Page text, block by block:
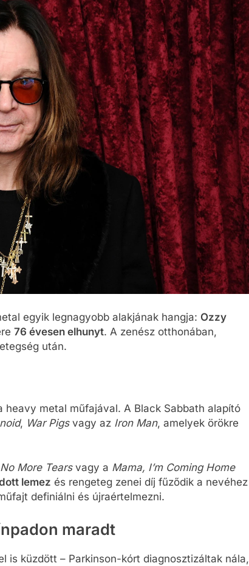
egyik legnagyobb alakjának hangja: Ozzy
76 évesen elhunyt. A zenész otthonában,
után.
metal műfajával. A Black Sabbath alapító
, War Pigsvagy az Iron Man, amelyek örökre
No More Tearsvagy a Mama, I’m Coming Home
lemez és rengeteg zenei díj fűződik a nevéhez
definiálni és újraértelmezni.
maradt
is küzdött – Parkinson-kórt diagnosztizáltak nála,